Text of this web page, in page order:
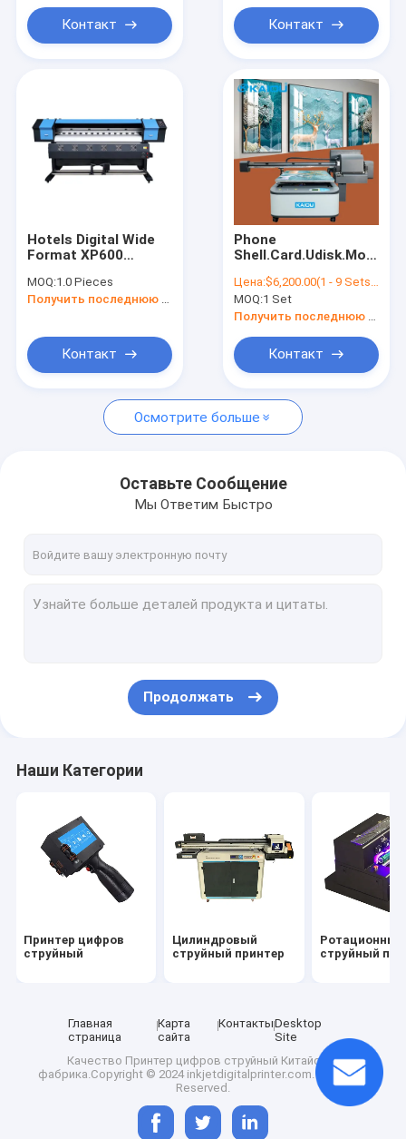
Контакт Контакт
Hotels Digital Wide
Format XP600
Sublimation Printing
Machines
Printing
MOQ:1.0 Pieces
Получить последнюю цену
Контакт
Phone
Shell.Card.Udisk.Mobile
.personalized
printing Kaiou 6090
flatbed UV printer
inkjet 3d uv printer
Цена:$6,200.00(1 - 9 Sets) $5,900.00(>=10 Sets)
MOQ:1 Set
Получить последнюю цену
Контакт
Осмотрите больше
Оставьте Сообщение
Мы Ответим Быстро
Продолжать
Наши Категории
Принтер цифров
струйный
Цилиндровый
струйный принтер
Ротационный
струйный
Главная
страница
Карта
сайта
КонтактыDesktop
Site
Качество Принтер цифров струйный Китайская
фабрика.Copyright © 2024 inkjetdigitalprinter.com. All Rights
Reserved.